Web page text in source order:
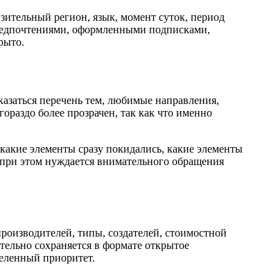
регион, язык, момент суток, период
оформленными подписками,
перечень тем, любимые направления,
более прозрачен, так как что именно
элементы сразу покидались, какие элементы
этом нуждается внимательного обращения
типы, создателей, стоимостной
сохраняется в формате открытое
приоритет.